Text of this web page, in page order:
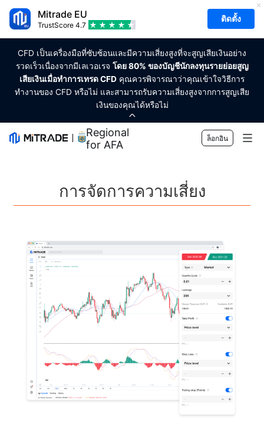
Mitrade EU
TrustScore 4.7
ติดตั้ง
CFD เป็นเครื่องมือที่ซับซ้อนและมีความเสี่ยงสูงที่จะสูญเสียเงินอย่าง
รวดเร็วเนื่องจากมีเลเวอเรจ โดย 80% ของบัญชีนักลงทุนรายย่อยสูญ
เสียเงินเมื่อทำการเทรด CFD คุณควรพิจารณาว่าคุณเข้าใจวิธีการ
ทำงานของ CFD หรือไม่ และสามารถรับความเสี่ยงสูงจากการสูญเสีย
เงินของคุณได้หรือไม่
Regional Sponsor
for AFA
ล็อกอิน
สกุลเงินคริปโต
การจัดการความเสี่ยง
ค่าใช้จ่ายและค่าธรรมเนียม
ปฏิทินทางเศรษฐกิจ
ข่าวสาร
การศึกษา
เริ่มต้น
เกี่ยวกับ Mitrade
การสนับสนุนของ AFA
รางวัลของเรา
โอกาสในอาชีพ
การสนับสนุน
ติดต่อเรา
ศูนย์ช่วยเหลือ
Deutsch
การจัดการความเสี่ยง